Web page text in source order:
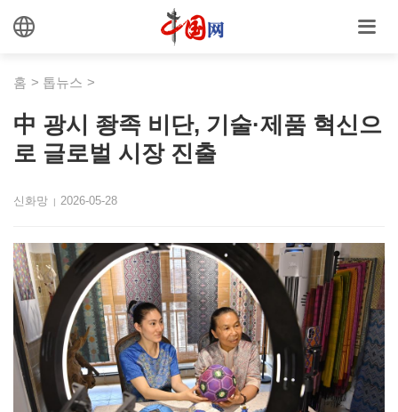
홈 > 톱뉴스 >
中 광시 좡족 비단, 기술·제품 혁신으
로 글로벌 시장 진출
신화망 | 2026-05-28